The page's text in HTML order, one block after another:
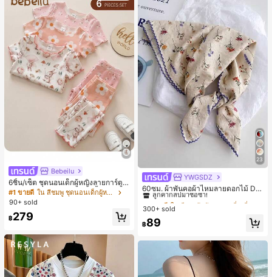
Bebeilu
6ชิ้น/เซ็ต ชุดนอนเด็กผู้หญิงลายการ์ตูน
หมีและดอกไม้ คอกลม แขนสั้น กางเกง
ขาสั้น ขอบระบาย สวมใส่สบาย
#1 ขายดี
ใน สีชมพู ชุดนอนเด็กผู้หญิง
90+ sold
฿279
23
YWGSDZ
60ซม. ผ้าพันคอผ้าไหมลายดอกไม้ Dit
sy สีเบจ, เครื่องประดับใหม่สำหรับผู้หญิ
งฤดูใบไม้ผลิ/ฤดูใบไม้ร่วง, ผ้าพันคอผืน
บางอเนกประสงค์หรูหรา
#1 ขายดี
ลูกค้ากลับมาซื้อซ้ำ!
#1 ขายดี
ลูกค้ากลับมาซื้อซ้ำ!
#1 ขายดี
ลูกค้ากลับมาซื้อซ้ำ!
#1 ขายดี
ใน สีเบจ ผ้าพันคอทรงสี่เหลี่ยมและผ้าพันคอสำหรับผู้
300+ sold
฿89